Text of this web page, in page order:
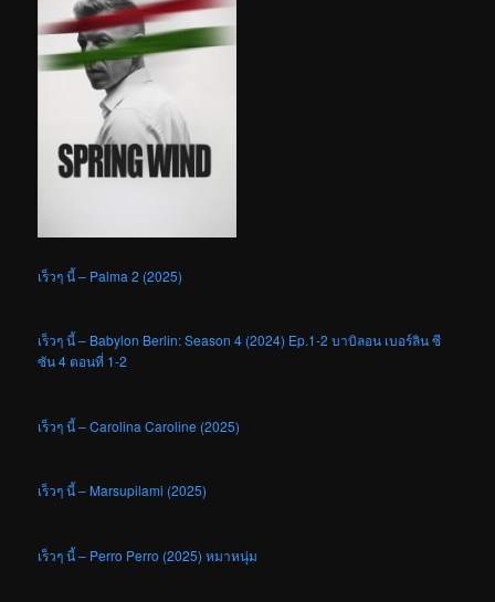
เร็วๆ นี้ – Palma 2 (2025)
เร็วๆ นี้ – Babylon Berlin: Season 4 (2024) Ep.1-2 บาบิลอน เบอร์ลิน ซี
ซัน 4 ตอนที่ 1-2
เร็วๆ นี้ – Carolina Caroline (2025)
เร็วๆ นี้ – Marsupilami (2025)
เร็วๆ นี้ – Perro Perro (2025) หมาหนุ่ม